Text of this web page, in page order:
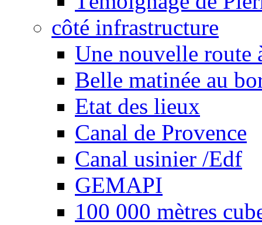
côté infrastructure
Une nouvelle route
Belle matinée au
Etat des lieux
Canal de Provence
Canal usinier /Edf
GEMAPI
100 000 mètres